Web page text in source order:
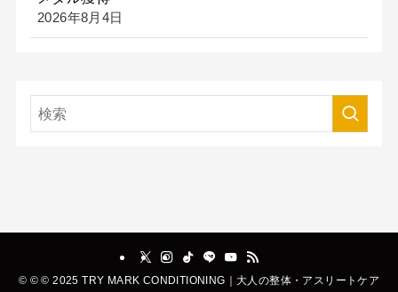
2026年8月4日
© © © 2025 TRY MARK CONDITIONING｜大人の整体・アスリートケア